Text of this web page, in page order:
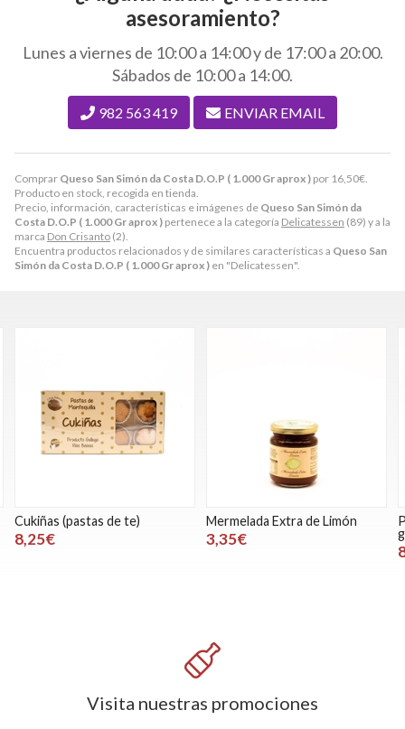
Comprar Queso San Simón da Costa D.O.P ( 1.000 Gr aprox ) por 16,50€.
Producto en stock, recogida en tienda.
Precio, información, características e imágenes de Queso San Simón da
Costa D.O.P ( 1.000 Gr aprox ) pertenece a la categoría Delicatessen (89) y a la
marca Don Crisanto (2).
Encuentra productos relacionados y de similares características a Queso San
Simón da Costa D.O.P ( 1.000 Gr aprox ) en "Delicatessen".
asesoramiento?
Lunes a viernes de 10:00 a 14:00 y de 17:00 a 20:00.
Sábados de 10:00 a 14:00.
982 563 419 ENVIAR EMAIL
Cukiñas (pastas de te)
8,25€
Mermelada Extra de Limón
3,35€
Visita nuestras promociones